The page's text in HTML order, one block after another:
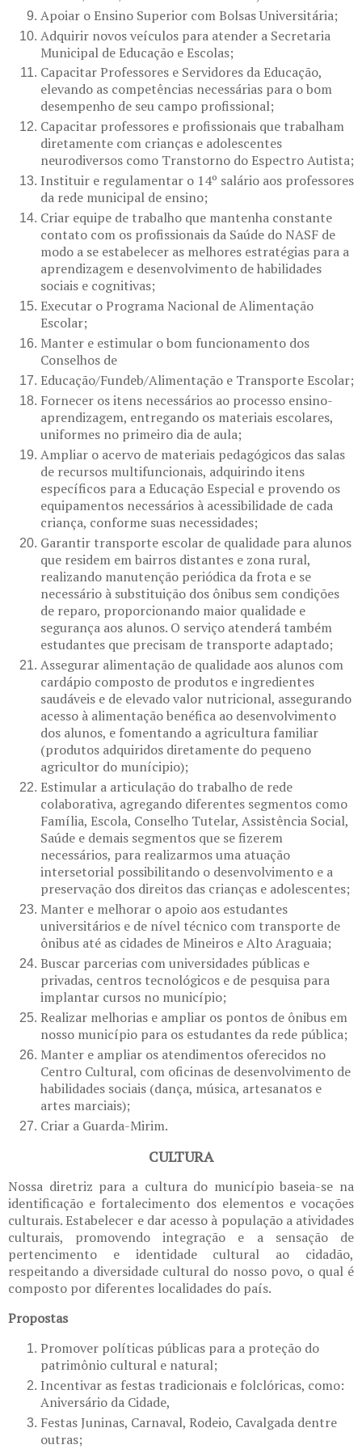
Apoiar o Ensino Superior com Bolsas Universitária;
Adquirir novos veículos para atender a Secretaria
Municipal de Educação e Escolas;
Capacitar Professores e Servidores da Educação,
elevando as competências necessárias para o bom
desempenho de seu campo profissional;
Capacitar professores e profissionais que trabalham
diretamente com crianças e adolescentes
neurodiversos como Transtorno do Espectro Autista;
Instituir e regulamentar o 14º salário aos professores
da rede municipal de ensino;
Criar equipe de trabalho que mantenha constante
contato com os profissionais da Saúde do NASF de
modo a se estabelecer as melhores estratégias para a
aprendizagem e desenvolvimento de habilidades
sociais e cognitivas;
Executar o Programa Nacional de Alimentação
Escolar;
Manter e estimular o bom funcionamento dos
Conselhos de
Educação/Fundeb/Alimentação e Transporte Escolar;
Fornecer os itens necessários ao processo ensino-
aprendizagem, entregando os materiais escolares,
uniformes no primeiro dia de aula;
Ampliar o acervo de materiais pedagógicos das salas
de recursos multifuncionais, adquirindo itens
específicos para a Educação Especial e provendo os
equipamentos necessários à acessibilidade de cada
criança, conforme suas necessidades;
Garantir transporte escolar de qualidade para alunos
que residem em bairros distantes e zona rural,
realizando manutenção periódica da frota e se
necessário à substituição dos ônibus sem condições
de reparo, proporcionando maior qualidade e
segurança aos alunos. O serviço atenderá também
estudantes que precisam de transporte adaptado;
Assegurar alimentação de qualidade aos alunos com
cardápio composto de produtos e ingredientes
saudáveis e de elevado valor nutricional, assegurando
acesso à alimentação benéfica ao desenvolvimento
dos alunos, e fomentando a agricultura familiar
(produtos adquiridos diretamente do pequeno
agricultor do munícipio);
Estimular a articulação do trabalho de rede
colaborativa, agregando diferentes segmentos como
Família, Escola, Conselho Tutelar, Assistência Social,
Saúde e demais segmentos que se fizerem
necessários, para realizarmos uma atuação
intersetorial possibilitando o desenvolvimento e a
preservação dos direitos das crianças e adolescentes;
Manter e melhorar o apoio aos estudantes
universitários e de nível técnico com transporte de
ônibus até as cidades de Mineiros e Alto Araguaia;
Buscar parcerias com universidades públicas e
privadas, centros tecnológicos e de pesquisa para
implantar cursos no município;
Realizar melhorias e ampliar os pontos de ônibus em
nosso município para os estudantes da rede pública;
Manter e ampliar os atendimentos oferecidos no
Centro Cultural, com oficinas de desenvolvimento de
habilidades sociais (dança, música, artesanatos e
artes marciais);
Criar a Guarda-Mirim.
CULTURA
Nossa diretriz para a cultura do município baseia-se na
identificação e fortalecimento dos elementos e vocações
culturais. Estabelecer e dar acesso à população a atividades
culturais, promovendo integração e a sensação de
pertencimento e identidade cultural ao cidadão,
respeitando a diversidade cultural do nosso povo, o qual é
composto por diferentes localidades do país.
Propostas
Promover políticas públicas para a proteção do
patrimônio cultural e natural;
Incentivar as festas tradicionais e folclóricas, como:
Aniversário da Cidade,
Festas Juninas, Carnaval, Rodeio, Cavalgada dentre
outras;